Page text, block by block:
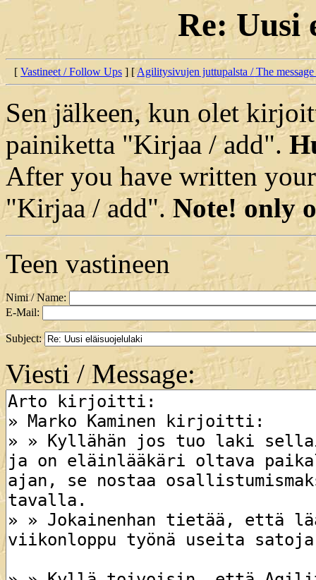
Re: Uusi
[ Vastineet / Follow Ups ] [Agilitysivujen juttupalsta / The
Sen jälkeen, kun olet
painiketta "Kirjaa / add".
After you have written
"Kirjaa / add". Note! only
Teen vastineen
Nimi / Name:
E-Mail:
Subject:
Viesti / Message: